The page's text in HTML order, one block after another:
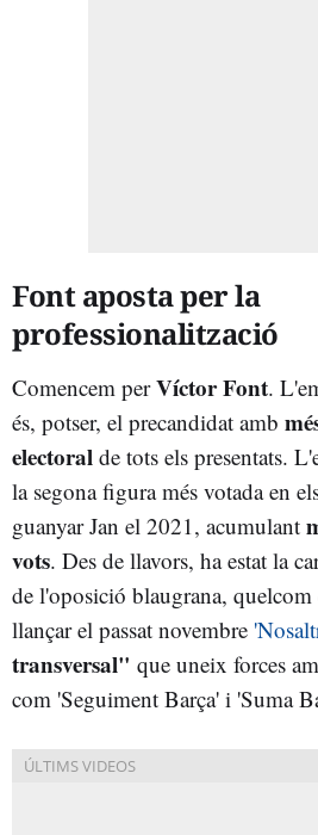
Font aposta per la
professionalització
Comencem perVíctor Font.
és, potser, el precandidat amb
electoral de tots els presentats.
la segona figura més votada en
guanyar Jan el 2021, acumulant
vots. Des de llavors, ha estat la
de l'oposició blaugrana,
llançar el passat novembre
transversal" que uneix forces
com 'Seguiment Barça' i 'Suma